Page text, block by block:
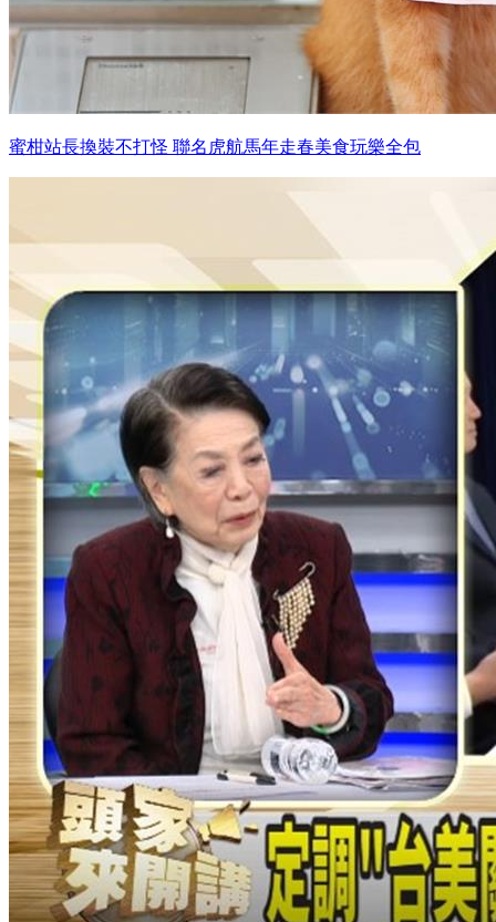
蜜柑站長換裝不打怪 聯名虎航馬年走春美食玩樂全包